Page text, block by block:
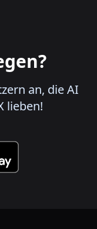
an, die AI
lieben!